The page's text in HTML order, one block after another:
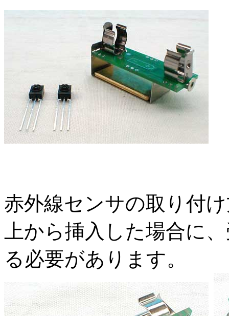
赤外線センサの取り付
上から挿入した場合に
る必要があります。